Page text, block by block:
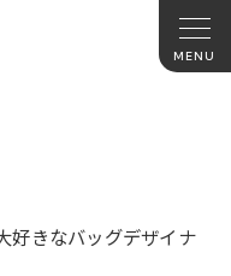
好きなバッグデザイナ